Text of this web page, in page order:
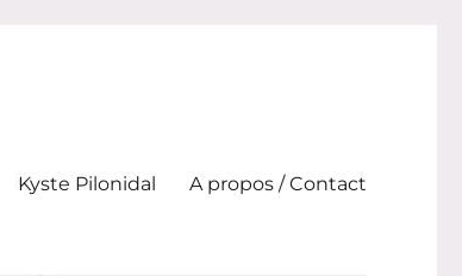
Kyste Pilonidal A propos / Contact